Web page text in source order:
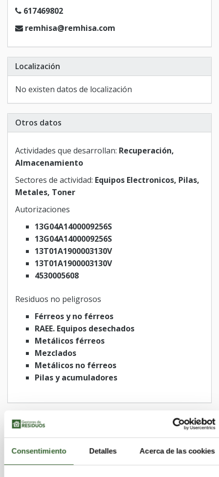
Consentimiento Detalles Acerca de las cookies
617469802
remhisa@remhisa.com
Localización
No existen datos de localización
Otros datos
Actividades que desarrollan: Recuperación,
Almacenamiento
Sectores de actividad: Equipos Electronicos, Pilas,
Metales, Toner
Autorizaciones
13G04A1400009256S
13G04A1400009256S
13T01A1900003130V
13T01A1900003130V
4530005608
Residuos no peligrosos
Férreos y no férreos
RAEE. Equipos desechados
Metálicos férreos
Mezclados
Metálicos no férreos
Pilas y acumuladores
Municipios
Prádena del Rincón
Titulcia
Torrejón de Ardoz
Somosierra